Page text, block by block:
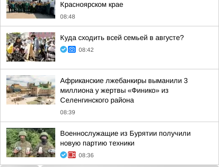
Красноярском крае
08:48
Куда сходить всей семьей в августе?
08:42
Африканские лжебанкиры выманили 3
миллиона у жертвы «Финико» из
Селенгинского района
08:39
Военнослужащие из Бурятии получили
новую партию техники
08:36